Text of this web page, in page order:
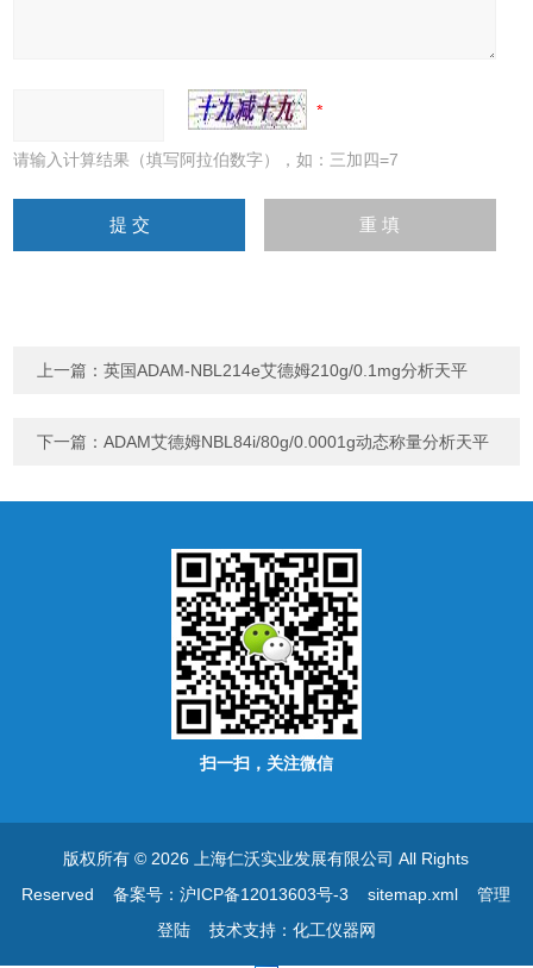
请输入计算结果（填写阿拉伯数字），如：三加四=7
上一篇：英国ADAM-NBL214e艾德姆210g/0.1mg分析天平
下一篇：ADAM艾德姆NBL84i/80g/0.0001g动态称量分析天平
扫一扫，关注微信
版权所有 © 2026 上海仁沃实业发展有限公司 All Rights
Reserved备案号：沪ICP备12013603号-3 sitemap.xml
管理
登陆技术支持： 化工仪器网